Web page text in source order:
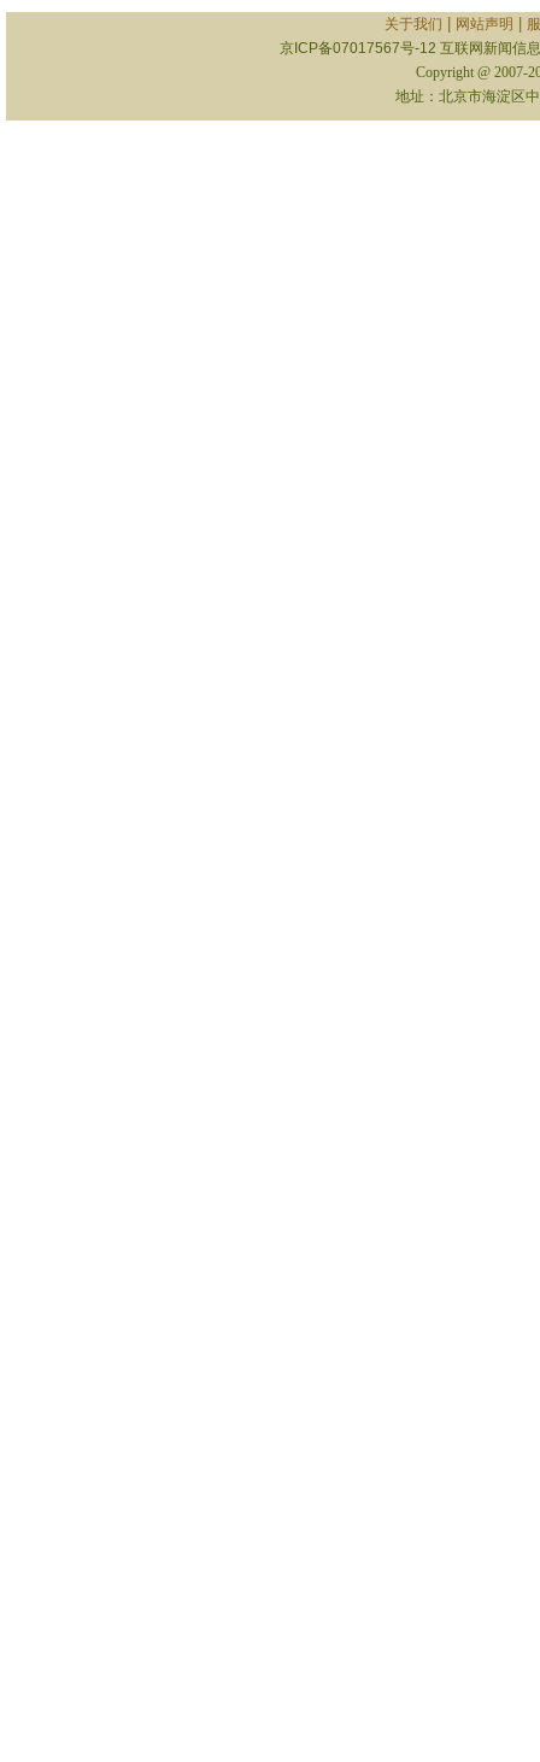
关于我们 网站声明
京ICP备07017567号-12 互联网新闻信
Copyright @ 2007-
地址：北京市海淀区